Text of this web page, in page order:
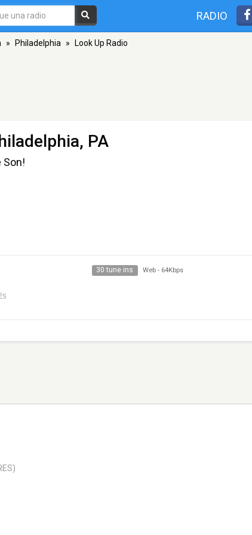
RADIO
» Philadelphia » Look Up Radio
PA
Son!
30 tune ins Web - 64Kbps